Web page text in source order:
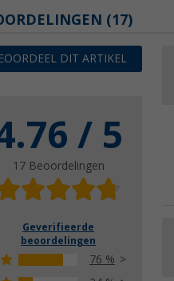
(17)
DIT ARTIKEL
/ 5
17 Beoordelingen
Geverifieerde
beoordelingen
76 %